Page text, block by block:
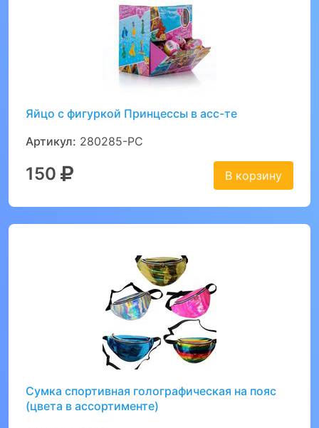
Яйцо с фигуркой Принцессы в асс-те
Артикул: 280285-PC
150 В корзину
Сумка спортивная голографическая на пояс
(цвета в ассортименте)